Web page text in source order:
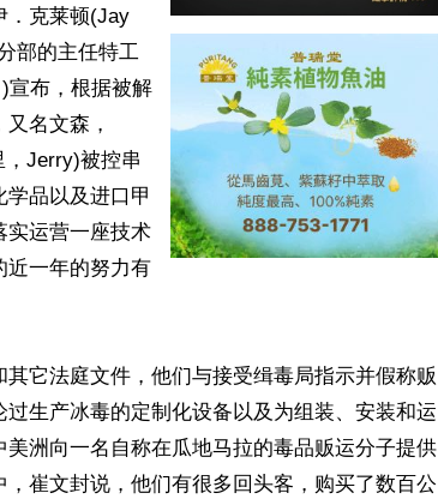
．克莱顿(Jay
部的主任特工
宣布，根据被解
名文森，
Jerry)被控串
品以及进口甲
实运营一座技术
近一年的努力有
它法庭文件，他们与接受缉毒局指示并假称贩
生产冰毒的定制化设备以及为组装、安装和运
洲向一名自称在瓜地马拉的毒品贩运分子提供
崔文封说，他们有很多回头客，购买了数百公